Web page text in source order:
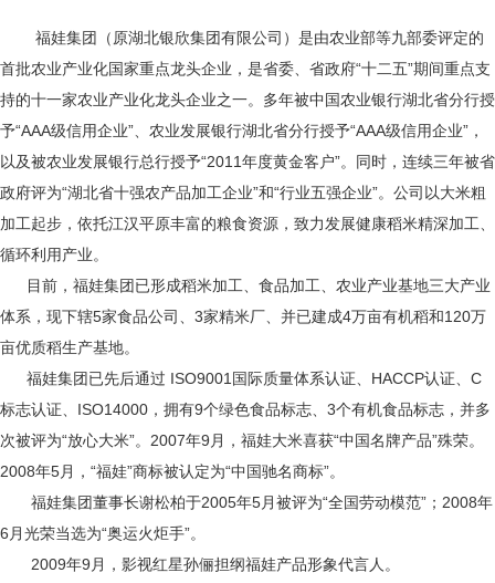
福娃集团（原湖北银欣集团有限公司）是由农业部等九部委评定的
首批农业产业化国家重点龙头企业，是省委、省政府“十二五”期间重点支
持的十一家农业产业化龙头企业之一。多年被中国农业银行湖北省分行授
予“AAA级信用企业”、农业发展银行湖北省分行授予“AAA级信用企业”，
以及被农业发展银行总行授予“2011年度黄金客户”。同时，连续三年被省
政府评为“湖北省十强农产品加工企业”和“行业五强企业”。公司以大米粗
加工起步，依托江汉平原丰富的粮食资源，致力发展健康稻米精深加工、
循环利用产业。
目前，福娃集团已形成稻米加工、食品加工、农业产业基地三大产业
体系，现下辖5家食品公司、3家精米厂、并已建成4万亩有机稻和120万
亩优质稻生产基地。
福娃集团已先后通过 ISO9001国际质量体系认证、HACCP认证、C
标志认证、ISO14000，拥有9个绿色食品标志、3个有机食品标志，并多
次被评为“放心大米”。2007年9月，福娃大米喜获“中国名牌产品”殊荣。
2008年5月，“福娃”商标被认定为“中国驰名商标”。
福娃集团董事长谢松柏于2005年5月被评为“全国劳动模范”；2008年
6月光荣当选为“奥运火炬手”。
2009年9月，影视红星孙俪担纲福娃产品形象代言人。